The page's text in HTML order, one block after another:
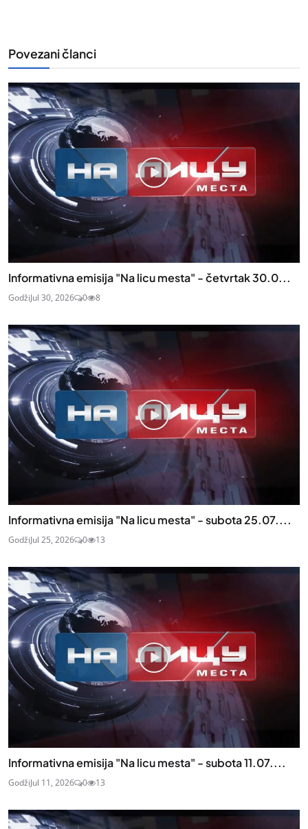
Povezani članci
Informativna emisija "Na licu mesta" - četvrtak 30.0...
GodžiJul 30, 2026 0 8
Informativna emisija "Na licu mesta" - subota 25.07....
GodžiJul 25, 2026 0 13
Informativna emisija "Na licu mesta" - subota 11.07....
GodžiJul 11, 2026 0 13